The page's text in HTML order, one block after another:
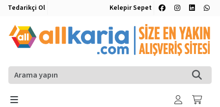
Tedarikçi Ol Kelepir Sepet